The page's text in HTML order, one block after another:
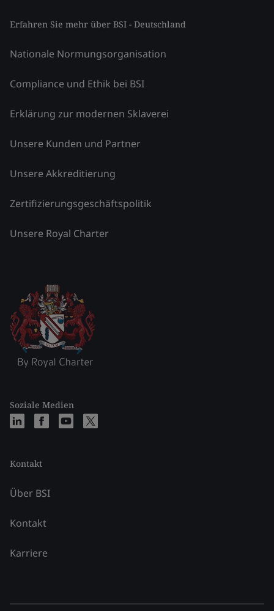
Erfahren Sie mehr über BSI - Deutschland
Nationale Normungsorganisation
Compliance und Ethik bei BSI
Erklärung zur modernen Sklaverei
Unsere Kunden und Partner
Unsere Akkreditierung
Zertifizierungsgeschäftspolitik
Unsere Royal Charter
Soziale Medien
Kontakt
Über BSI
Kontakt
Karriere